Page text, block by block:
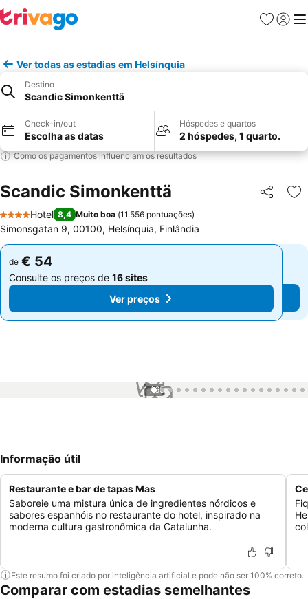
Favoritos
Iniciar
Ver todas as estadias em Helsínquia
Destino
Scandic Simonkenttä
Check-in/out
Escolha as datas
Hóspedes e quartos
2 hóspedes, 1 quarto.
Como os pagamentos influenciam os resultados
Scandic Simonkenttä Partilhar
4 Estrelas
Hotel 8,4 Muito boa (11.556 pontuações)
Simonsgatan 9, 00100, Helsínquia, Finlândia
de € 54
Consulte os preços de 16 sites
Ver preços
de € 54
Consulte os preços de 16 sites
Ver preços
1 / 65
Informação útil
Restaurante e bar de tapas Mas
Saboreie uma mistura única de ingredientes nórdicos e
sabores espanhóis no restaurante do hotel, inspirado na
moderna cultura gastronômica da Catalunha.
Este resumo foi criado por inteligência artificial e pode não ser 100% correto.
Comparar com estadias semelhantes